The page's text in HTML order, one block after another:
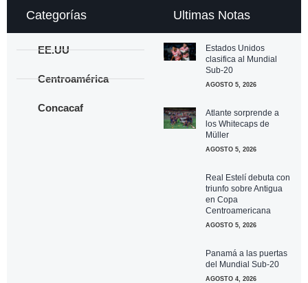
Ultimas Notas
Estados Unidos
clasifica al Mundial
Sub-20
AGOSTO 5, 2026
Atlante sorprende a
los Whitecaps de
Müller
AGOSTO 5, 2026
Real Estelí debuta con
triunfo sobre Antigua
en Copa
Centroamericana
AGOSTO 5, 2026
Panamá a las puertas
del Mundial Sub-20
AGOSTO 4, 2026
Categorías
EE.UU
Centroamérica
Concacaf